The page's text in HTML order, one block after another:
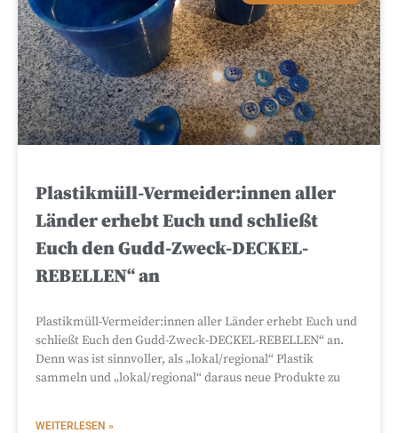
Plastikmüll-Vermeider:innen aller
Länder erhebt Euch und schließt
Euch den Gudd-Zweck-DECKEL-
REBELLEN“ an
Plastikmüll-Vermeider:innen aller Länder erhebt Euch und
schließt Euch den Gudd-Zweck-DECKEL-REBELLEN“ an.
Denn was ist sinnvoller, als „lokal/regional“ Plastik
sammeln und „lokal/regional“ daraus neue Produkte zu
WEITERLESEN »